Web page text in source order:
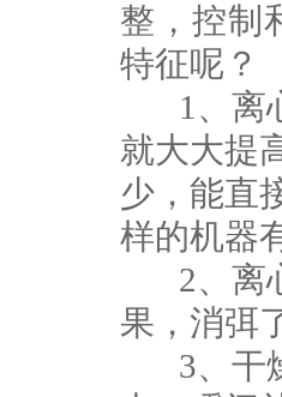
整，控制
特征呢？
1、离心
就大大提
少，能直
样的机器
2、离心
果，消弭
3、干燥